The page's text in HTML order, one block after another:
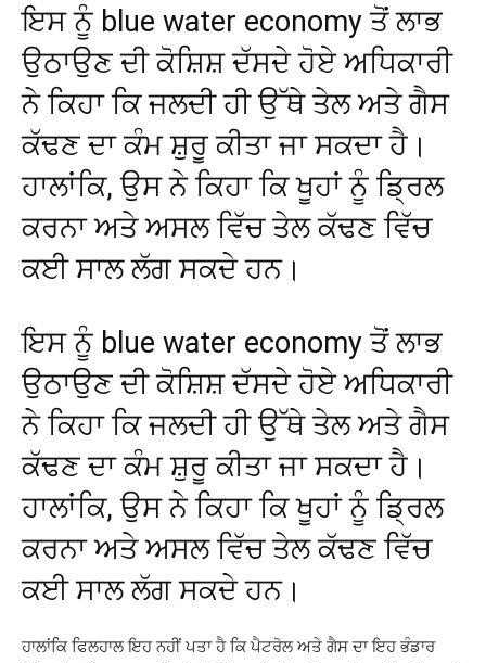
ਇਸ ਨੂੰ blue water economy ਤੋਂ ਲਾਭ
ਉਠਾਉਣ ਦੀ ਕੋਸ਼ਿਸ਼ ਦੱਸਦੇ ਹੋਏ ਅਧਿਕਾਰੀ
ਨੇ ਕਿਹਾ ਕਿ ਜਲਦੀ ਹੀ ਉੱਥੇ ਤੇਲ ਅਤੇ ਗੈਸ
ਕੱਢਣ ਦਾ ਕੰਮ ਸ਼ੁਰੂ ਕੀਤਾ ਜਾ ਸਕਦਾ ਹੈ।
ਹਾਲਾਂਕਿ, ਉਸ ਨੇ ਕਿਹਾ ਕਿ ਖੂਹਾਂ ਨੂੰ ਡ੍ਰਿਲ
ਕਰਨਾ ਅਤੇ ਅਸਲ ਵਿੱਚ ਤੇਲ ਕੱਢਣ ਵਿੱਚ
ਕਈ ਸਾਲ ਲੱਗ ਸਕਦੇ ਹਨ।
ਇਸ ਨੂੰ blue water economy ਤੋਂ ਲਾਭ
ਉਠਾਉਣ ਦੀ ਕੋਸ਼ਿਸ਼ ਦੱਸਦੇ ਹੋਏ ਅਧਿਕਾਰੀ
ਨੇ ਕਿਹਾ ਕਿ ਜਲਦੀ ਹੀ ਉੱਥੇ ਤੇਲ ਅਤੇ ਗੈਸ
ਕੱਢਣ ਦਾ ਕੰਮ ਸ਼ੁਰੂ ਕੀਤਾ ਜਾ ਸਕਦਾ ਹੈ।
ਹਾਲਾਂਕਿ, ਉਸ ਨੇ ਕਿਹਾ ਕਿ ਖੂਹਾਂ ਨੂੰ ਡ੍ਰਿਲ
ਕਰਨਾ ਅਤੇ ਅਸਲ ਵਿੱਚ ਤੇਲ ਕੱਢਣ ਵਿੱਚ
ਕਈ ਸਾਲ ਲੱਗ ਸਕਦੇ ਹਨ।
ਹਾਲਾਂਕਿ ਫਿਲਹਾਲ ਇਹ ਨਹੀਂ ਪਤਾ ਹੈ ਕਿ ਪੈਟਰੋਲ ਅਤੇ ਗੈਸ ਦਾ ਇਹ ਭੰਡਾਰ